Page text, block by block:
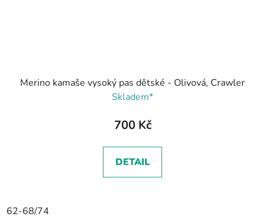
Merino kamaše vysoký pas dětské - Olivová, Crawler
Skladem*
700 Kč
DETAIL
62-68/74